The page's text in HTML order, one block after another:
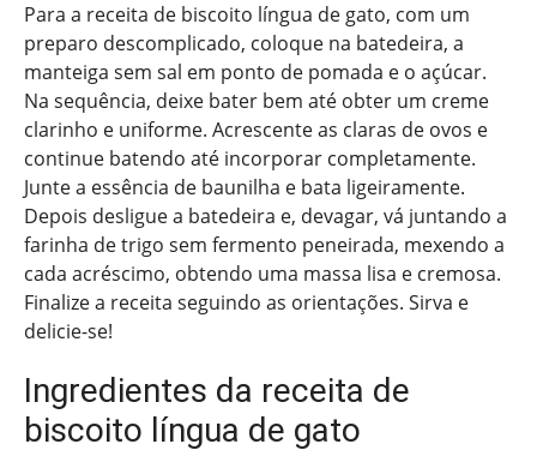
Para a receita de biscoito língua de gato, com um
preparo descomplicado, coloque na batedeira, a
manteiga sem sal em ponto de pomada e o açúcar.
Na sequência, deixe bater bem até obter um creme
clarinho e uniforme. Acrescente as claras de ovos e
continue batendo até incorporar completamente.
Junte a essência de baunilha e bata ligeiramente.
Depois desligue a batedeira e, devagar, vá juntando a
farinha de trigo sem fermento peneirada, mexendo a
cada acréscimo, obtendo uma massa lisa e cremosa.
Finalize a receita seguindo as orientações. Sirva e
delicie-se!
Ingredientes da receita de
biscoito língua de gato